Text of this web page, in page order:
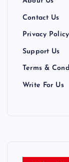
Contact Us
Privacy Policy
Support Us
Terms &
Write For Us